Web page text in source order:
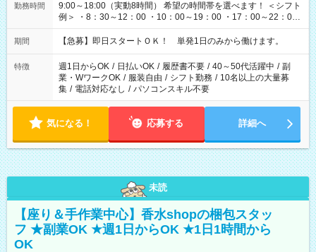
勤務時間
9:00～18:00（実動8時間） 希望の時間帯を選べます！ ＜シフト
例＞ ・8：30～12：00 ・10：00～19：00 ・17：00～22：00
・13：00～22：00 ・22：00～翌6：00 など
期間 【急募】即日スタートＯＫ！ 単発1日のみから働けます。
特徴 週1日からOK / 日払いOK / 履歴書不要 / 40～50代活躍中 / 副
業・WワークOK / 服装自由 / シフト勤務 / 10名以上の大量募
集 / 電話対応なし / パソコンスキル不要
気になる！ 応募する 詳細へ
未読
【座り＆手作業中心】香水shopの梱包スタッ
フ ★副業OK ★週1日からOK ★1日1時間から
OK